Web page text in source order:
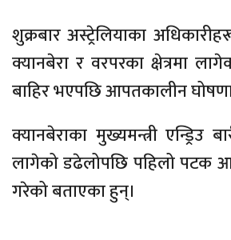
शुक्रबार अस्ट्रेलियाका
क्यानबेरा र वरपरका क्षेत्रमा
बाहिर भएपछि आपतकालीन
क्यानबेराका मुख्यमन्त्री एन्ड्रिउ
लागेको डढेलोपछि पहिलो पटक
गरेको बताएका हुन्।